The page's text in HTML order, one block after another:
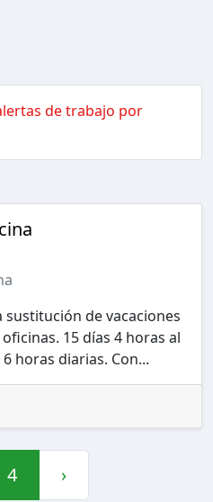
de trabajo por
de vacaciones
15 días 4 horas al
horas diarias. Con...
4 ›